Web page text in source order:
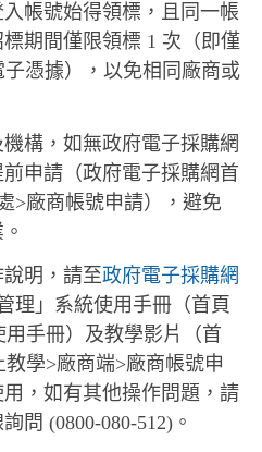
帳號始得領標，且同一帳
期間僅限領標 1 次（即僅
子憑據），以免相同廠商或
構，如無政府電子採購網
申請（政府電子採購網首
>廠商帳號申請），避免
明，請至政府電子採購網
理」系統使用手冊（首頁
用手冊）及教學影片（首
教學>廠商端>廠商帳號申
，如有其他操作問題，請
問 (0800-080-512)。